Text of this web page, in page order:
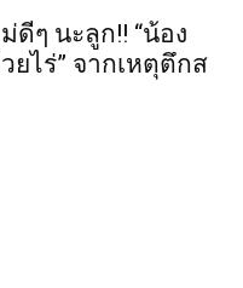
ๆ นะลูก!! “น้อง
ยไร่” จากเหตุตึกส